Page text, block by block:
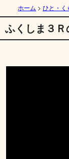
ホーム > ひと・く
ふくしま３Ｒ